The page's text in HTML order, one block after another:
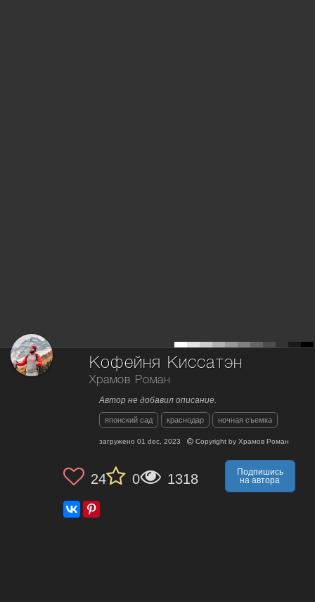
Кофейня Киссатэн
Храмов Роман
Автор не добавил описание.
японский сад краснодар ночная съемка
загружено 01 dec, 2023 Copyright by Храмов Роман
24 0 1318
Подпишись
на автора